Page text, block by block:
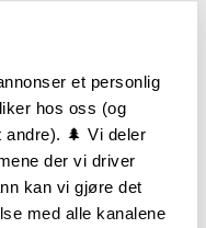
et personlig
hos oss (og
🌲 Vi deler
der vi driver
kan vi gjøre det
med alle kanalene
ENDEPLØY